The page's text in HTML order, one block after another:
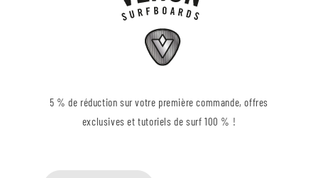
5 % de réduction sur votre première commande, offres
exclusives et tutoriels de surf 100 % !